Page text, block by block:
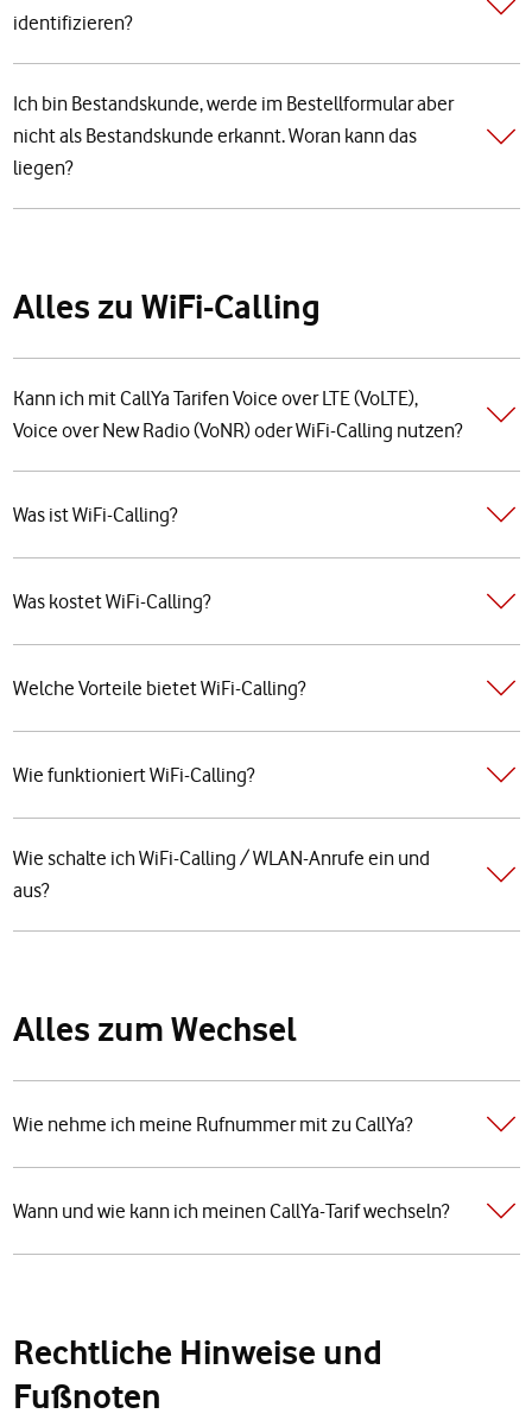
identifizieren?
Ich bin Bestandskunde, werde im Bestellformular aber
nicht als Bestandskunde erkannt. Woran kann das
liegen?
Alles zu WiFi-Calling
Kann ich mit CallYa Tarifen Voice over LTE (VoLTE),
Voice over New Radio (VoNR) oder WiFi-Calling nutzen?
Was ist WiFi-Calling?
Was kostet WiFi-Calling?
Welche Vorteile bietet WiFi-Calling?
Wie funktioniert WiFi-Calling?
Wie schalte ich WiFi-Calling / WLAN-Anrufe ein und
aus?
Alles zum Wechsel
Wie nehme ich meine Rufnummer mit zu CallYa?
Wann und wie kann ich meinen CallYa-Tarif wechseln?
Rechtliche Hinweise und
Fußnoten